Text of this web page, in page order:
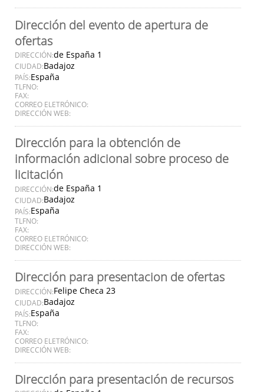
Dirección del evento de apertura de
ofertas
DIRECCIÓN:de España 1
CIUDAD:Badajoz
PAÍS:España
TLFNO:
FAX:
CORREO ELETRÓNICO:
DIRECCIÓN WEB:
Dirección para la obtención de
información adicional sobre proceso de
licitación
DIRECCIÓN:de España 1
CIUDAD:Badajoz
PAÍS:España
TLFNO:
FAX:
CORREO ELETRÓNICO:
DIRECCIÓN WEB:
Dirección para presentacion de ofertas
DIRECCIÓN:Felipe Checa 23
CIUDAD:Badajoz
PAÍS:España
TLFNO:
FAX:
CORREO ELETRÓNICO:
DIRECCIÓN WEB:
Dirección para presentación de recursos